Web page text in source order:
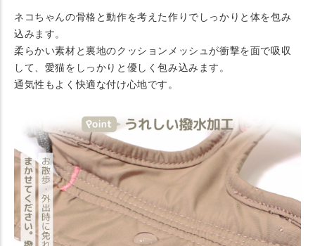
ネコちゃんの骨格と動作を考えた作りでしっかりと体を包み
込みます。
柔らかい素材と裏地のクッションメッシュが衝撃を面で吸収
して、愛猫をしっかりと優しく包み込みます。
通気性もよく快適な付け心地です。